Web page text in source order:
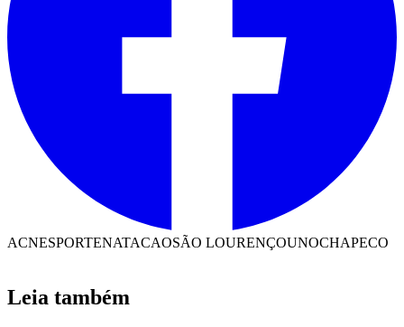
ACNESPORTENATACAOSÃO LOURENÇOUNOCHAPECO
Leia também